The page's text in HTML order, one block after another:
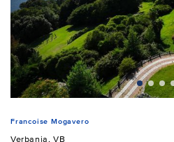
Francoise Mogavero
Verbania, VB